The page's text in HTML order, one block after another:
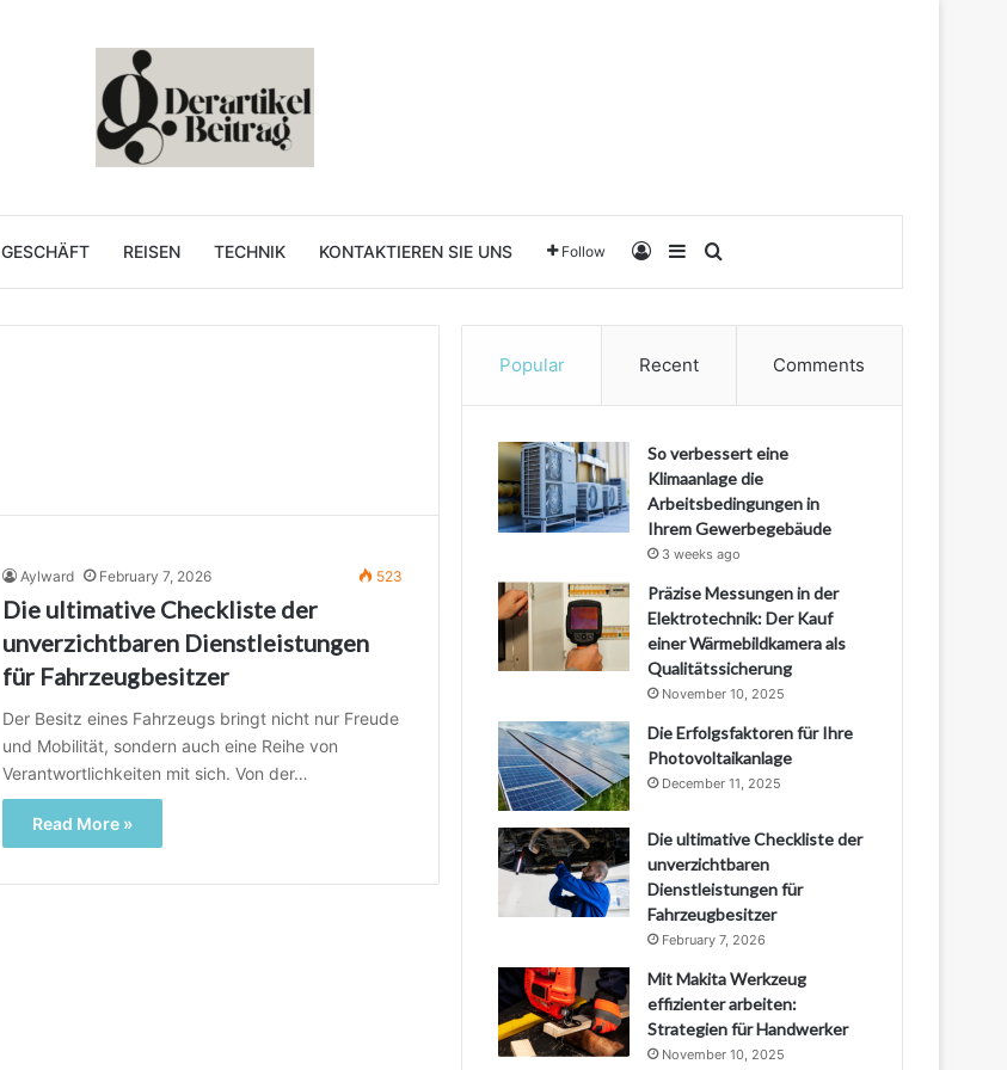
GESCHÄFT REISEN TECHNIK KONTAKTIEREN SIE UNS Follow Log InSidebarSearch for
Aylward February 7, 2026 523
Die ultimative Checkliste der
unverzichtbaren Dienstleistungen
für Fahrzeugbesitzer
Der Besitz eines Fahrzeugs bringt nicht nur Freude
und Mobilität, sondern auch eine Reihe von
Verantwortlichkeiten mit sich. Von der…
Read More »
Popular Recent Comments
So verbessert eine
Klimaanlage die
Arbeitsbedingungen in
Ihrem Gewerbegebäude
3 weeks ago
Präzise Messungen in der
Elektrotechnik: Der Kauf
einer Wärmebildkamera als
Qualitätssicherung
November 10, 2025
Die Erfolgsfaktoren für Ihre
Photovoltaikanlage
December 11, 2025
Die ultimative Checkliste der
unverzichtbaren
Dienstleistungen für
Fahrzeugbesitzer
February 7, 2026
Mit Makita Werkzeug
effizienter arbeiten:
Strategien für Handwerker
November 10, 2025